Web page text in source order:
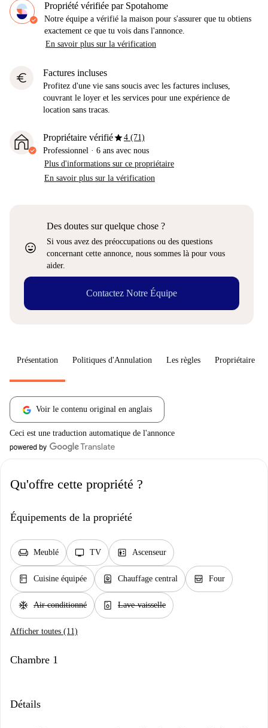
Propriété vérifiée par Spotahome
Notre équipe a vérifié la maison pour s'assurer que tu obtiens
exactement ce que tu vois dans l'annonce.
En savoir plus sur la vérification
euro Factures incluses
Profitez d'une vie sans soucis avec les factures incluses,
couvrant le loyer et les services pour une expérience de
location sans tracas.
Propriétaire vérifiéstar4 (71)
Professionnel · 6 ans avec nous
Plus d'informations sur ce propriétaire
En savoir plus sur la vérification
sentiment_very_satisfied
Des doutes sur quelque chose ?
Si vous avez des préoccupations ou des questions
concernant cette annonce, nous sommes là pour vous
aider.
Contactez Notre Équipe
Présentation Politiques d'Annulation Les règles Propriétaire
Voir le contenu original en anglais
Ceci est une traduction automatique de l'annonce
Qu'offre cette propriété ?
Équipements de la propriété
chair Meublé tv TV elevator Ascenseur
kitchen Cuisine équipée water_heater Chauffage central oven_gen Four
ac_unit Air conditionné dishwasher_gen Lave-vaisselle
Afficher toutes (11)
Chambre 1
Détails